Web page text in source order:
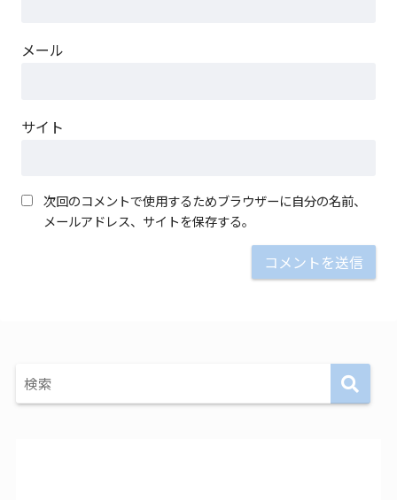
メール
サイト
次回のコメントで使用するためブラウザーに自分の名前、
メールアドレス、サイトを保存する。